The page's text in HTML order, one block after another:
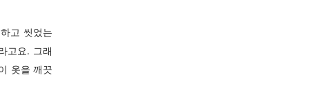
고 씻었는
고요. 그래
옷을 깨끗